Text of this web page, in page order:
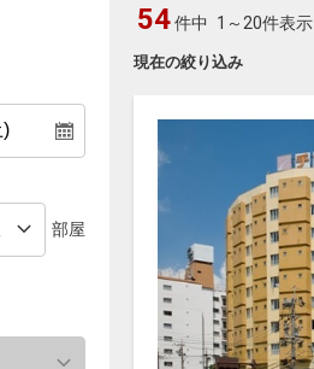
部屋
現在の絞り込み
54件中 1～20件表示